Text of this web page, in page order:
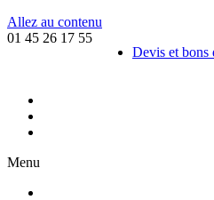
Allez au contenu
01 45 26 17 55
Devis et bons
Menu